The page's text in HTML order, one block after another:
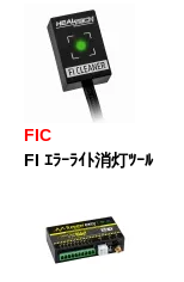
FIC
FI ｴﾗｰﾗｲﾄ消灯ﾂｰﾙ